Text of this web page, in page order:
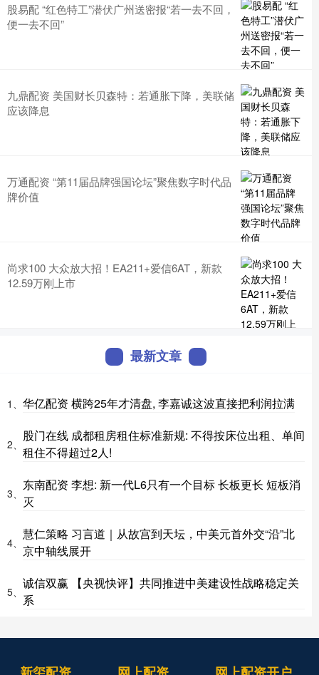
股易配 “红色特工”潜伏广州送密报“若一去不回，
便一去不回”
九鼎配资 美国财长贝森特：若通胀下降，美联储
应该降息
万通配资 “第11届品牌强国论坛”聚焦数字时代品
牌价值
尚求100 大众放大招！EA211+爱信6AT，新款
12.59万刚上市
最新文章
1、 华亿配资 横跨25年才清盘, 李嘉诚这波直接把利润拉满
2、
股门在线 成都租房租住标准新规: 不得按床位出租、单间
租住不得超过2人!
3、
东南配资 李想: 新一代L6只有一个目标 长板更长 短板消
灭
4、
慧仁策略 习言道｜从故宫到天坛，中美元首外交“沿”北
京中轴线展开
5、
诚信双赢 【央视快评】共同推进中美建设性战略稳定关
系